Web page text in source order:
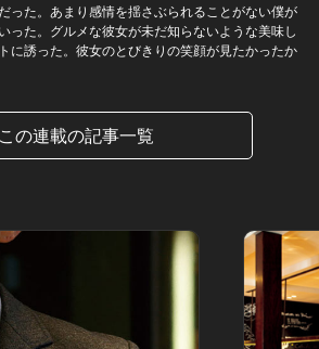
った。あまり感情を揺さぶられることがない僕が
った。グルメな彼女が未だ知らないような美味し
に誘った。彼女のとびきりの笑顔が見たかったか
この連載の記事一覧